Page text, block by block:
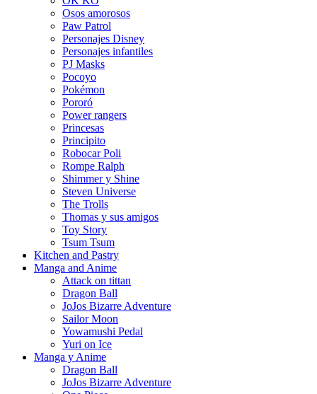
Osos amorosos
Paw Patrol
Personajes Disney
Personajes infantiles
PJ Masks
Pocoyo
Pokémon
Pororó
Power rangers
Princesas
Principito
Robocar Poli
Rompe Ralph
Shimmer y Shine
Steven Universe
The Trolls
Thomas y sus amigos
Toy Story
Tsum Tsum
Kitchen and Pastry
Manga and Anime
Attack on tittan
Dragon Ball
JoJos Bizarre Adventure
Sailor Moon
Yowamushi Pedal
Yuri on Ice
Manga y Anime
Dragon Ball
JoJos Bizarre Adventure